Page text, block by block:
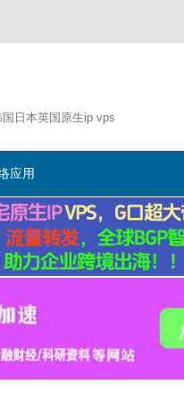
日本英国原生ip vps
文
应用